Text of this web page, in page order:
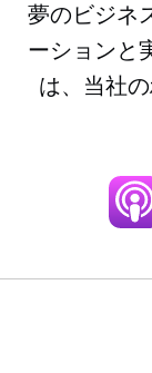
夢のビジネ
ーションと
は、当社